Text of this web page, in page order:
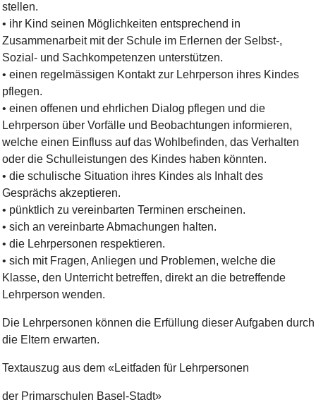
stellen.
• ihr Kind seinen Möglichkeiten entsprechend in
Zusammenarbeit mit der Schule im Erlernen der Selbst-,
Sozial- und Sachkompetenzen unterstützen.
• einen regelmässigen Kontakt zur Lehrperson ihres Kindes
pflegen.
• einen offenen und ehrlichen Dialog pflegen und die
Lehrperson über Vorfälle und Beobachtungen informieren,
welche einen Einfluss auf das Wohlbefinden, das Verhalten
oder die Schulleistungen des Kindes haben könnten.
• die schulische Situation ihres Kindes als Inhalt des
Gesprächs akzeptieren.
• pünktlich zu vereinbarten Terminen erscheinen.
• sich an vereinbarte Abmachungen halten.
• die Lehrpersonen respektieren.
• sich mit Fragen, Anliegen und Problemen, welche die
Klasse, den Unterricht betreffen, direkt an die betreffende
Lehrperson wenden.
Die Lehrpersonen können die Erfüllung dieser Aufgaben durch
die Eltern erwarten.
Textauszug aus dem «Leitfaden für Lehrpersonen
der Primarschulen Basel-Stadt»